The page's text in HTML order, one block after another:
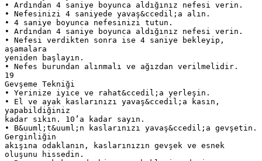
• Ardından 4 saniye boyunca aldığınız nefesi verin.
• Nefesinizi 4 saniyede yavaş&ccedil;a alın.
• 4 saniye boyunca nefesinizi tutun.
• Ardından 4 saniye boyunca aldığınız nefesi verin.
• Nefesi verdikten sonra ise 4 saniye bekleyip,
aşamalara
yeniden başlayın.
• Nefes burundan alınmalı ve ağızdan verilmelidir.
19
Gevşeme Tekniği
• Yerinize iyice ve rahat&ccedil;a yerleşin.
• El ve ayak kaslarınızı yavaş&ccedil;a kasın,
yapabildiğiniz
kadar sıkın. 10’a kadar sayın.
• B&uuml;t&uuml;n kaslarınızı yavaş&ccedil;a gevşetin.
Gerginliğin
akışına odaklanın, kaslarınızın gevşek ve esnek
oluşunu hissedin.